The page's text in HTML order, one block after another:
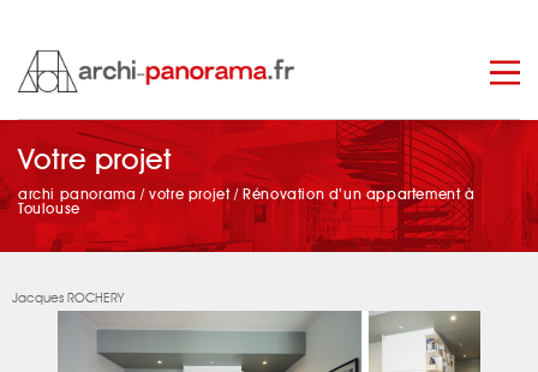
manage_search
Votre projet
archi panorama /votre projet / Rénovation d’un appartement à
Toulouse
Jacques ROCHERY